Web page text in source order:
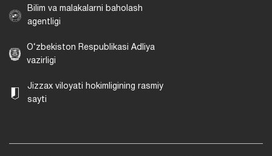
Bilim va malakalarni baholash
agentligi
O‘zbekiston Respublikasi Adliya
vazirligi
Jizzax viloyati hokimligining rasmiy
sayti